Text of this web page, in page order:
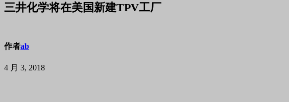
三井化学将在美国新建TPV工厂
作者ab
4 月 3, 2018